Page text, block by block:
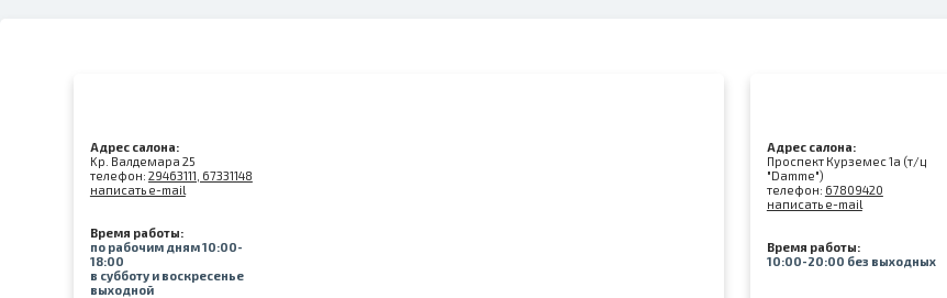
Адрес салона:
Kр. Валдемара 25
телефон: 29463111, 67331148
написать e-mail
Время работы:
по рабочим дням 10:00-
18:00
в субботу и воскресенье
выходной
Адрес салона:
Проспект Курземес 1а (т/ц
"Damme")
телефон: 67809420
написать e-mail
Время работы:
10:00-20:00 без выходных